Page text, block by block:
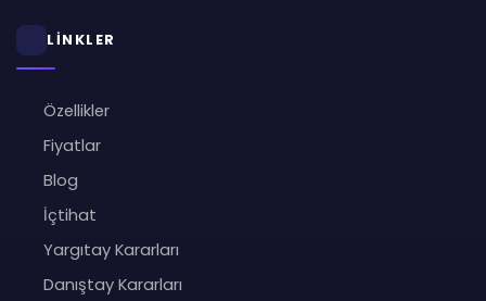
LİNKLER
Özellikler
Fiyatlar
Blog
İçtihat
Yargıtay Kararları
Danıştay Kararları